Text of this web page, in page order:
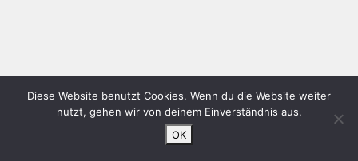
Diese Website benutzt Cookies. Wenn du die Website weiter
nutzt, gehen wir von deinem Einverständnis aus.
OK